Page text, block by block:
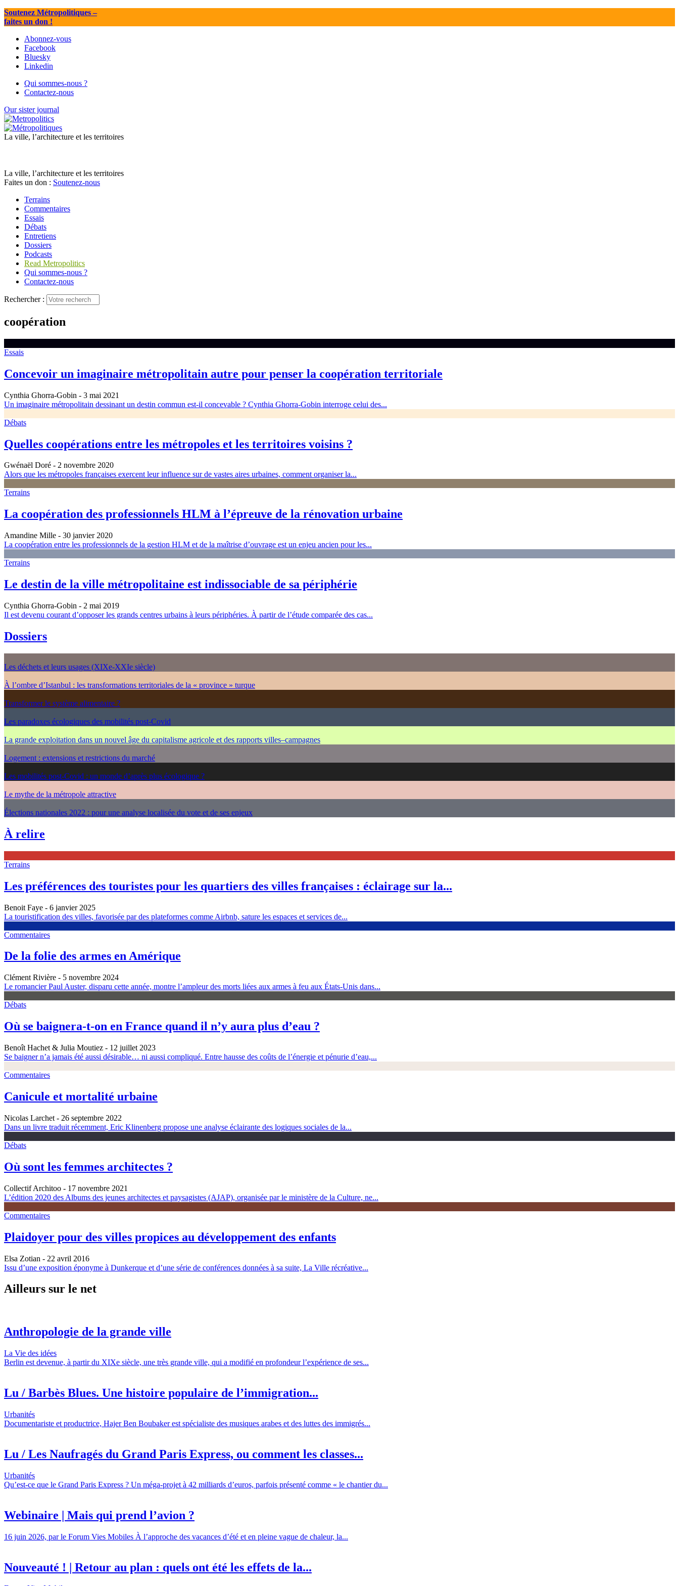
Soutenez Métropolitiques–
faites un don !
Abonnez-vous
Facebook
Bluesky
Linkedin
Qui sommes-nous ?
Contactez-nous
Our sister journal
La ville, l’architecture et les territoires
La ville, l’architecture et les territoires
Faites un don : Soutenez-nous
Terrains
Commentaires
Essais
Débats
Entretiens
Dossiers
Podcasts
Read Metropolitics
Qui sommes-nous ?
Contactez-nous
Rechercher :
coopération
Essais
Concevoir un imaginaire métropolitain autre pour penser la coopération territoriale
Cynthia Ghorra-Gobin - 3 mai 2021
Un imaginaire métropolitain dessinant un destin commun est-il concevable ? Cynthia Ghorra-Gobin interroge celui des...
Débats
Quelles coopérations entre les métropoles et les territoires voisins ?
Gwénaël Doré - 2 novembre 2020
Alors que les métropoles françaises exercent leur influence sur de vastes aires urbaines, comment organiser la...
Terrains
La coopération des professionnels HLM à l’épreuve de la rénovation urbaine
Amandine Mille - 30 janvier 2020
La coopération entre les professionnels de la gestion HLM et de la maîtrise d’ouvrage est un enjeu ancien pour les...
Terrains
Le destin de la ville métropolitaine est indissociable de sa périphérie
Cynthia Ghorra-Gobin - 2 mai 2019
Il est devenu courant d’opposer les grands centres urbains à leurs périphéries. À partir de l’étude comparée des cas...
Dossiers
Les déchets et leurs usages (XIXe-XXIe siècle)
À l’ombre d’Istanbul : les transformations territoriales de la « province » turque
Transformer le système alimentaire ?
Les paradoxes écologiques des mobilités post-Covid
La grande exploitation dans un nouvel âge du capitalisme agricole et des rapports villes–campagnes
Logement : extensions et restrictions du marché
Les mobilités post-Covid : un monde d’après plus écologique ?
Le mythe de la métropole attractive
Élections nationales 2022 : pour une analyse localisée du vote et de ses enjeux
À relire
Terrains
Les préférences des touristes pour les quartiers des villes françaises : éclairage sur la...
Benoit Faye - 6 janvier 2025
La touristification des villes, favorisée par des plateformes comme Airbnb, sature les espaces et services de...
Commentaires
De la folie des armes en Amérique
Clément Rivière - 5 novembre 2024
Le romancier Paul Auster, disparu cette année, montre l’ampleur des morts liées aux armes à feu aux États-Unis dans...
Débats
Où se baignera-t-on en France quand il n’y aura plus d’eau ?
Benoît Hachet & Julia Moutiez - 12 juillet 2023
Se baigner n’a jamais été aussi désirable… ni aussi compliqué. Entre hausse des coûts de l’énergie et pénurie d’eau,...
Commentaires
Canicule et mortalité urbaine
Nicolas Larchet - 26 septembre 2022
Dans un livre traduit récemment, Eric Klinenberg propose une analyse éclairante des logiques sociales de la...
Débats
Où sont les femmes architectes ?
Collectif Architoo - 17 novembre 2021
L’édition 2020 des Albums des jeunes architectes et paysagistes (AJAP), organisée par le ministère de la Culture, ne...
Commentaires
Plaidoyer pour des villes propices au développement des enfants
Elsa Zotian - 22 avril 2016
Issu d’une exposition éponyme à Dunkerque et d’une série de conférences données à sa suite, La Ville récréative...
Ailleurs sur le net
Anthropologie de la grande ville
La Vie des idées
Berlin est devenue, à partir du XIXe siècle, une très grande ville, qui a modifié en profondeur l’expérience de ses...
Lu / Barbès Blues. Une histoire populaire de l’immigration...
Urbanités
Documentariste et productrice, Hajer Ben Boubaker est spécialiste des musiques arabes et des luttes des immigrés...
Lu / Les Naufragés du Grand Paris Express, ou comment les classes...
Urbanités
Qu’est-ce que le Grand Paris Express ? Un méga-projet à 42 milliards d’euros, parfois présenté comme « le chantier du...
Webinaire | Mais qui prend l’avion ?
16 juin 2026, par le Forum Vies Mobiles À l’approche des vacances d’été et en pleine vague de chaleur, la...
Nouveauté ! | Retour au plan : quels ont été les effets de la...